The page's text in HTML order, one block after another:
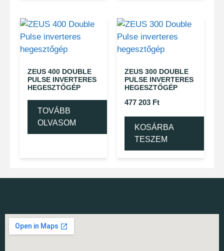
ZEUS 400 DOUBLE
PULSE INVERTERES
HEGESZTŐGÉP
TOVÁBB
OLVASOM
ZEUS 300 DOUBLE
PULSE INVERTERES
HEGESZTŐGÉP
477 203 Ft
KOSÁRBA
TESZEM